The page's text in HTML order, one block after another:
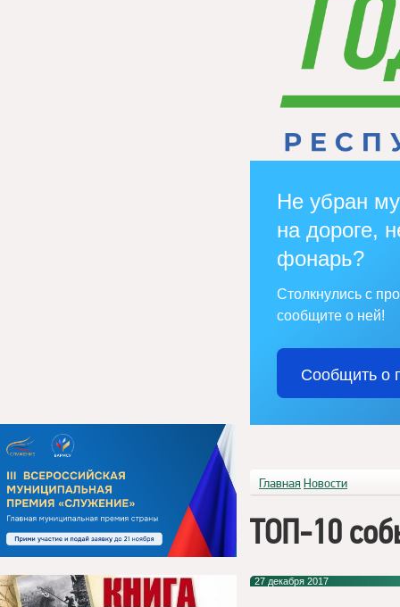
Не убран
на дороге,
фонарь?
Столкнулись с
сообщите о ней!
Сообщить о
Главная Новости
ТОП-10
27 декабря 2017